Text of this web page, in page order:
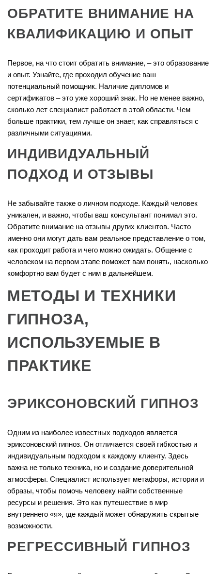
ОБРАТИТЕ ВНИМАНИЕ НА
КВАЛИФИКАЦИЮ И ОПЫТ
Первое, на что стоит обратить внимание, – это образование
и опыт. Узнайте, где проходил обучение ваш
потенциальный помощник. Наличие дипломов и
сертификатов – это уже хороший знак. Но не менее важно,
сколько лет специалист работает в этой области. Чем
больше практики, тем лучше он знает, как справляться с
различными ситуациями.
ИНДИВИДУАЛЬНЫЙ
ПОДХОД И ОТЗЫВЫ
Не забывайте также о личном подходе. Каждый человек
уникален, и важно, чтобы ваш консультант понимал это.
Обратите внимание на отзывы других клиентов. Часто
именно они могут дать вам реальное представление о том,
как проходит работа и чего можно ожидать. Общение с
человеком на первом этапе поможет вам понять, насколько
комфортно вам будет с ним в дальнейшем.
МЕТОДЫ И ТЕХНИКИ
ГИПНОЗА,
ИСПОЛЬЗУЕМЫЕ В
ПРАКТИКЕ
ЭРИКСОНОВСКИЙ ГИПНОЗ
Одним из наиболее известных подходов является
эриксоновский гипноз. Он отличается своей гибкостью и
индивидуальным подходом к каждому клиенту. Здесь
важна не только техника, но и создание доверительной
атмосферы. Специалист использует метафоры, истории и
образы, чтобы помочь человеку найти собственные
ресурсы и решения. Это как путешествие в мир
внутреннего «я», где каждый может обнаружить скрытые
возможности.
РЕГРЕССИВНЫЙ ГИПНОЗ